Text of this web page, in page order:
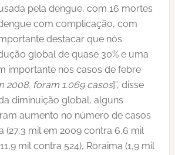
pela dengue, com 16 mortes
com complicação, com
destacar que nós
global de quase 30% e uma
importante nos casos de febre
2008, foram 1.069 casos]”, disse
diminuição global, alguns
aumento no número de casos
(27,3 mil em 2009 contra 6,6 mil
mil contra 524), Roraima (1,9 mil